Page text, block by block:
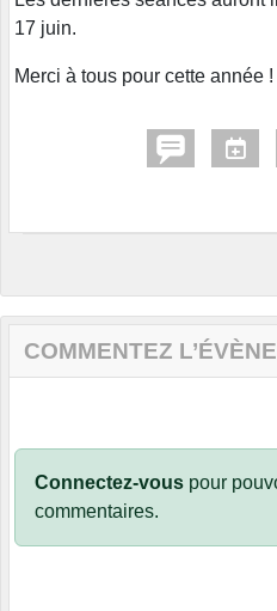
17 juin.
Merci à tous pour cette année !
COMMENTEZ
Connectez-vous pour
commentaires.